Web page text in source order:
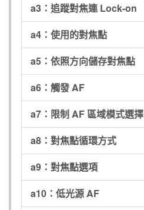
a3：追蹤對焦連 Lock-on
a4：使用的對焦點
a5：依照方向儲存對焦點
a6：觸發 AF
a7：限制 AF 區域模式選擇
a8：對焦點循環方式
a9：對焦點選項
a10：低光源 AF